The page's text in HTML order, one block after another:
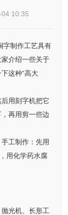
10:35
字制作工艺具有
介绍一些关于
这种“高大
用刻字机把它
再用剪一些边
工制作：先用
用化学药水腐
光机、长形工